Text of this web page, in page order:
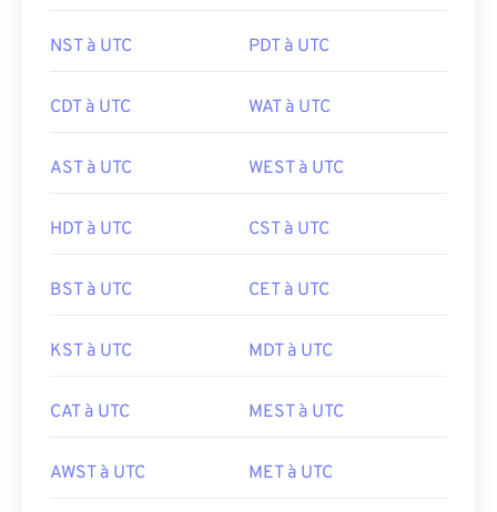
NST à UTC PDT à UTC
CDT à UTC WAT à UTC
AST à UTC WEST à UTC
HDT à UTC CST à UTC
BST à UTC CET à UTC
KST à UTC MDT à UTC
CAT à UTC MEST à UTC
AWST à UTC MET à UTC